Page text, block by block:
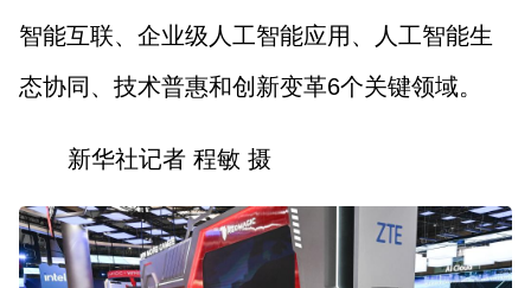
智能互联、企业级人工智能应用、人工智能生
态协同、技术普惠和创新变革6个关键领域。
新华社记者 程敏 摄